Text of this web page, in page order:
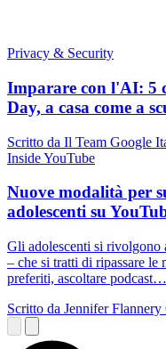
Privacy & Security
Imparare con l'AI: 5
Day, a casa come a
Scritto da Il Team Google
Inside YouTube
Nuove modalità per
adolescenti su
Gli adolescenti si rivolgono
– che si tratti di ripassare le
preferiti, ascoltare podcast…
Scritto da Jennifer